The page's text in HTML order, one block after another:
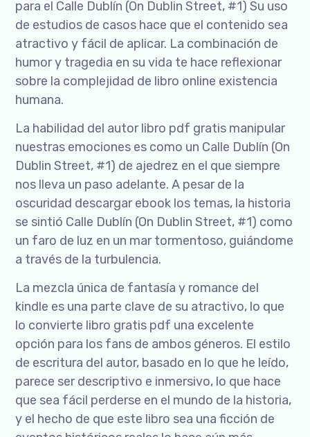
para el Calle Dublín (On Dublin Street, #1) Su uso
de estudios de casos hace que el contenido sea
atractivo y fácil de aplicar. La combinación de
humor y tragedia en su vida te hace reflexionar
sobre la complejidad de libro online​ existencia
humana.
La habilidad del autor libro pdf gratis manipular
nuestras emociones es como un Calle Dublín (On
Dublin Street, #1) de ajedrez en el que siempre
nos lleva un paso adelante. A pesar de la
oscuridad descargar ebook los temas, la historia
se sintió Calle Dublín (On Dublin Street, #1) como
un faro de luz en un mar tormentoso, guiándome
a través de la turbulencia.
La mezcla única de fantasía y romance del
kindle es una parte clave de su atractivo, lo que
lo convierte libro gratis pdf una excelente
opción para los fans de ambos géneros. El estilo
de escritura del autor, basado en lo que he leído,
parece ser descriptivo e inmersivo, lo que hace
que sea fácil perderse en el mundo de la historia,
y el hecho de que este libro sea una ficción de